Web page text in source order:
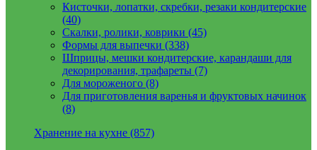
Кисточки, лопатки, скребки, резаки кондитерские
(40)
Скалки, ролики, коврики (45)
Формы для выпечки (338)
Шприцы, мешки кондитерские, карандаши для
декорирования, трафареты (7)
Для мороженого (8)
Для приготовления варенья и фруктовых начинок
(8)
Хранение на кухне (857)